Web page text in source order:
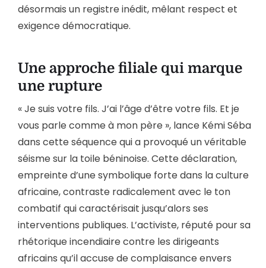
désormais un registre inédit, mêlant respect et
exigence démocratique.
Une approche filiale qui marque
une rupture
« Je suis votre fils. J’ai l’âge d’être votre fils. Et je
vous parle comme à mon père », lance Kémi Séba
dans cette séquence qui a provoqué un véritable
séisme sur la toile béninoise. Cette déclaration,
empreinte d’une symbolique forte dans la culture
africaine, contraste radicalement avec le ton
combatif qui caractérisait jusqu’alors ses
interventions publiques. L’activiste, réputé pour sa
rhétorique incendiaire contre les dirigeants
africains qu’il accuse de complaisance envers